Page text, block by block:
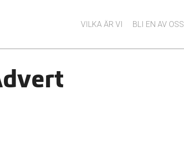
VILKA ÄR VI BLI EN AV OSS